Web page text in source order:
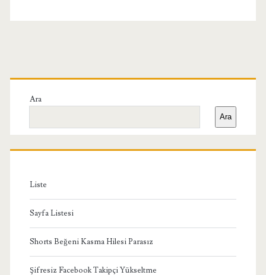
Birincil
Yan
Menü
Ara
Ara
Liste
Sayfa Listesi
Shorts Beğeni Kasma Hilesi Parasız
Şifresiz Facebook Takipçi Yükseltme